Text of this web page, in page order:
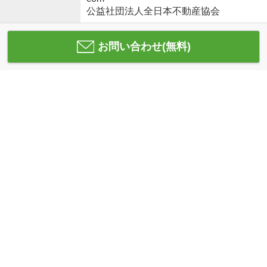
公益社団法人全日本不動産協会
お問い合わせ(無料)